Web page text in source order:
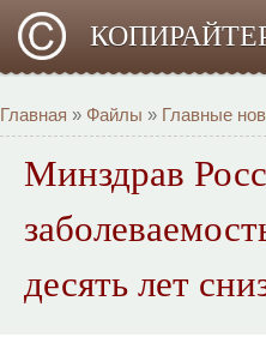
Главная » Файлы » Главные
Минздрав
десять лет